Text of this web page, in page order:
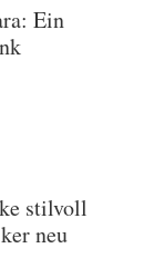
Ein
stilvoll
neu